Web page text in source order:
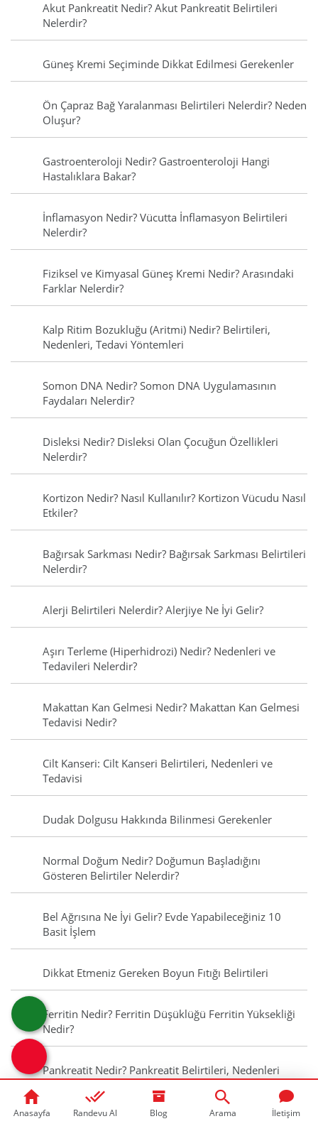
Akut Pankreatit Nedir? Akut Pankreatit Belirtileri
Nelerdir?
Güneş Kremi Seçiminde Dikkat Edilmesi Gerekenler
Ön Çapraz Bağ Yaralanması Belirtileri Nelerdir? Neden
Oluşur?
Gastroenteroloji Nedir? Gastroenteroloji Hangi
Hastalıklara Bakar?
İnflamasyon Nedir? Vücutta İnflamasyon Belirtileri
Nelerdir?
Fiziksel ve Kimyasal Güneş Kremi Nedir? Arasındaki
Farklar Nelerdir?
Kalp Ritim Bozukluğu (Aritmi) Nedir? Belirtileri,
Nedenleri, Tedavi Yöntemleri
Somon DNA Nedir? Somon DNA Uygulamasının
Faydaları Nelerdir?
Disleksi Nedir? Disleksi Olan Çocuğun Özellikleri
Nelerdir?
Kortizon Nedir? Nasıl Kullanılır? Kortizon Vücudu Nasıl
Etkiler?
Bağırsak Sarkması Nedir? Bağırsak Sarkması Belirtileri
Nelerdir?
Alerji Belirtileri Nelerdir? Alerjiye Ne İyi Gelir?
Aşırı Terleme (Hiperhidrozi) Nedir? Nedenleri ve
Tedavileri Nelerdir?
Makattan Kan Gelmesi Nedir? Makattan Kan Gelmesi
Tedavisi Nedir?
Cilt Kanseri: Cilt Kanseri Belirtileri, Nedenleri ve
Tedavisi
Dudak Dolgusu Hakkında Bilinmesi Gerekenler
Normal Doğum Nedir? Doğumun Başladığını
Gösteren Belirtiler Nelerdir?
Bel Ağrısına Ne İyi Gelir? Evde Yapabileceğiniz 10
Basit İşlem
Dikkat Etmeniz Gereken Boyun Fıtığı Belirtileri
Ferritin Nedir? Ferritin Düşüklüğü Ferritin Yüksekliği
Nedir?
Pankreatit Nedir? Pankreatit Belirtileri, Nedenleri
Anasayfa Randevu Al Blog Arama İletişim